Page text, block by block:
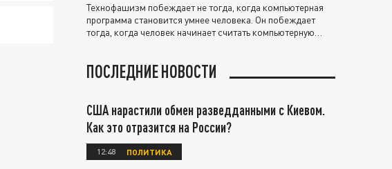
Технофашизм побеждает не тогда, когда компьютерная
программа становится умнее человека. Он побеждает
тогда, когда человек начинает считать компьютерную
ПОСЛЕДНИЕ НОВОСТИ
США нарастили обмен разведданными с Киевом.
Как это отразится на России?
12:48 ПОЛИТИКА